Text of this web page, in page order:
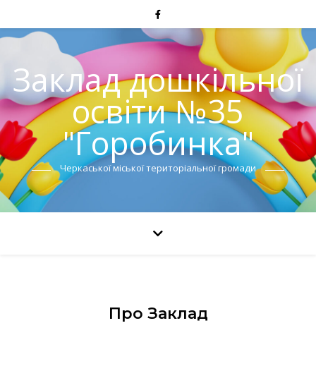
Заклад дошкільної
освіти №35
"Горобинка"
Черкаської міської територіальної громади
Про Заклад